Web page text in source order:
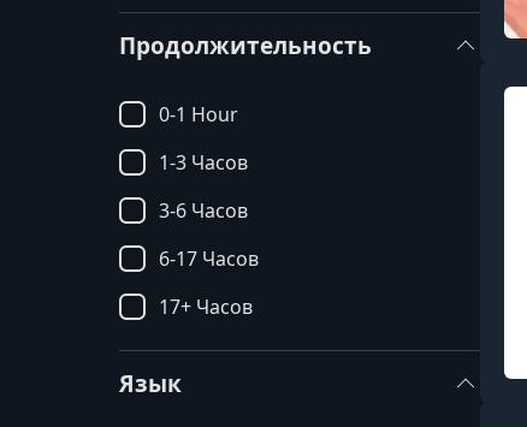
Продолжительность
0-1 Hour
1-3 Часов
3-6 Часов
6-17 Часов
17+ Часов
Язык